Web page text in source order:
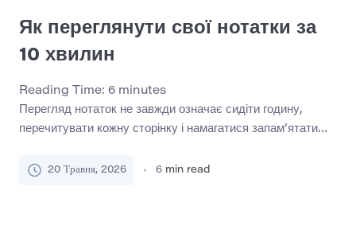
Як переглянути свої нотатки за
10 хвилин
Reading Time: 6 minutes
Перегляд нотаток не завжди означає сидіти годину,
перечитувати кожну сторінку і намагатися запам’ятати
скидання перед уроком, короткий огляд перед вікториною
20 Травня, 2026 6 min read